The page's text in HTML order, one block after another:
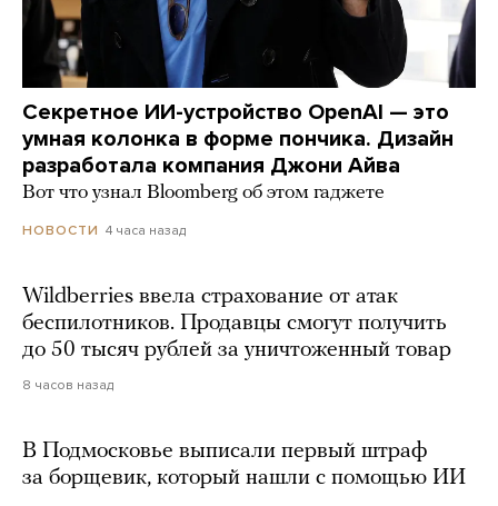
Секретное ИИ-устройство OpenAI — это
умная колонка в форме пончика. Дизайн
разработала компания Джони Айва
Вот что узнал Bloomberg об этом гаджете
НОВОСТИ 4 часа назад
Wildberries ввела страхование от атак
беспилотников. Продавцы смогут получить
до 50 тысяч рублей за уничтоженный товар
8 часов назад
В Подмосковье выписали первый штраф
за борщевик, который нашли с помощью ИИ